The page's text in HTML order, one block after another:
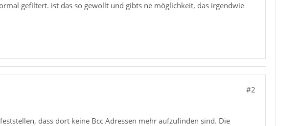
gefiltert. ist das so gewollt und gibts ne möglichkeit, das irgendwie
#2
dass dort keine Bcc Adressen mehr aufzufinden sind. Die